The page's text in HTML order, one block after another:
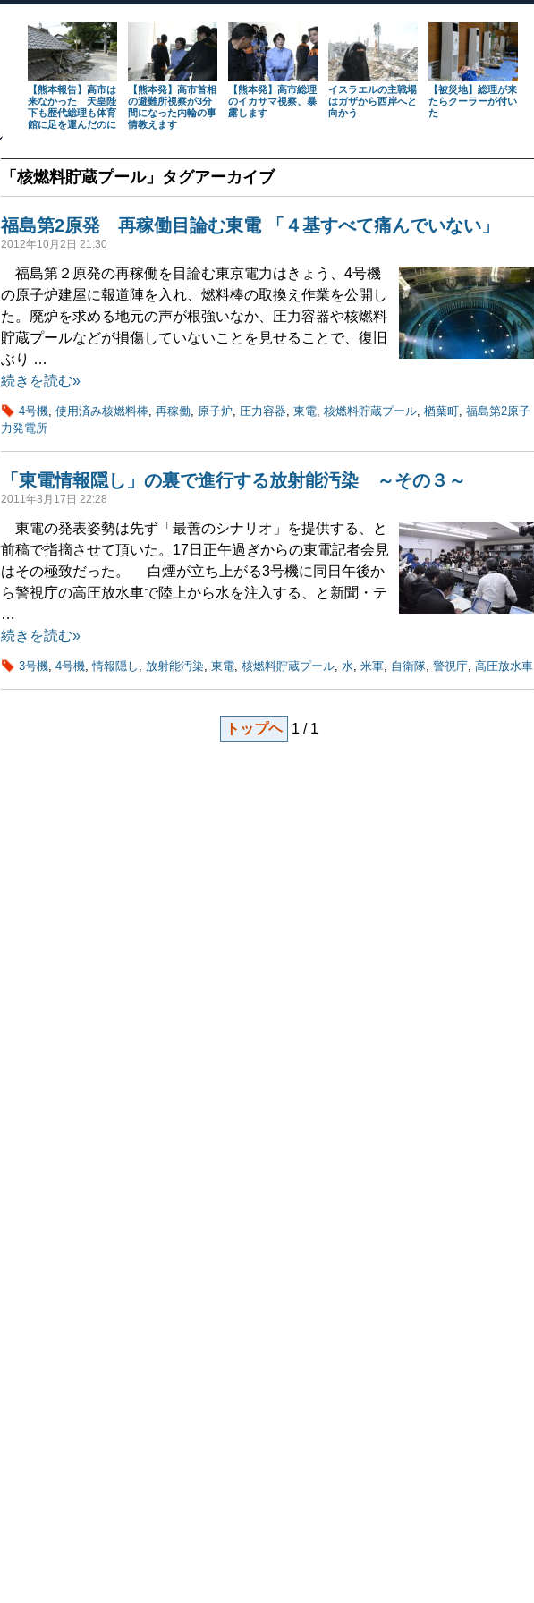
【熊本報告】高市は
来なかった 天皇陛
下も歴代総理も体育
館に足を運んだのに
【熊本発】高市首相
の避難所視察が3分
間になった内輪の事
情教えます
【熊本発】高市総理
のイカサマ視察、暴
露します
イスラエルの主戦場
はガザから西岸へと
向かう
【被災地】総理が来
たらクーラーが付い
た
「核燃料貯蔵プール」タグアーカイブ
福島第2原発 再稼働目論む東電 「４基すべて痛んでいない」
2012年10月2日 21:30
福島第２原発の再稼働を目論む東京電力はきょう、4号機
の原子炉建屋に報道陣を入れ、燃料棒の取換え作業を公開し
た。廃炉を求める地元の声が根強いなか、圧力容器や核燃料
貯蔵プールなどが損傷していないことを見せることで、復旧
ぶり …
続きを読む»
4号機, 使用済み核燃料棒, 再稼働, 原子炉, 圧力容器, 東電, 核燃料貯蔵プール, 楢葉町, 福島第2原子
力発電所
「東電情報隠し」の裏で進行する放射能汚染 ～その３～
2011年3月17日 22:28
東電の発表姿勢は先ず「最善のシナリオ」を提供する、と
前稿で指摘させて頂いた。17日正午過ぎからの東電記者会見
はその極致だった。 白煙が立ち上がる3号機に同日午後か
ら警視庁の高圧放水車で陸上から水を注入する、と新聞・テ
…
続きを読む»
3号機, 4号機,情報隠し , 放射能汚染, 東電, 核燃料貯蔵プール, 水, 米軍, 自衛隊, 警視庁, 高圧放水車
トップヘ 1 / 1